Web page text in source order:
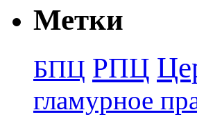
Метки
БПЦ РПЦ
гламурное